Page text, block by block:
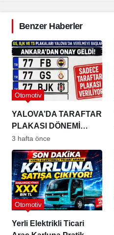
Benzer Haberler
YALOVA’DA TARAFTAR
PLAKASI DÖNEMİ
BAŞLADI!
Otomotiv
3 hafta önce
Yerli Elektrikli Ticari
Otomotiv